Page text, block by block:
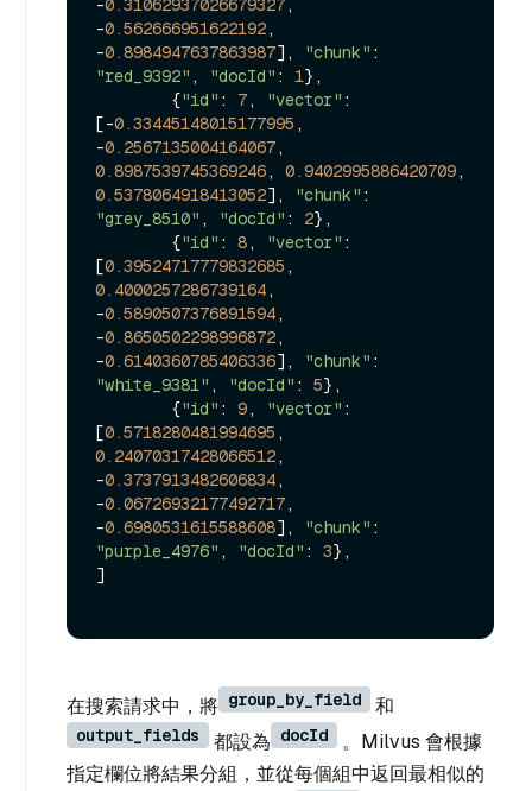
-0.31062937026679327,
-0.562666951622192,
-0.8984947637863987], "chunk"
"red_9392" , "docId" : 1},
        {
"id" : 7, "vector" :
[-0.33445148015177995 ,
-0.2567135004164067
0.8987539745369246, 0.9402995886420709
0.5378064918413052], "chunk"
"grey_8510" , "docId" : 2},
        {
"id" : 8, "vector" :
[0.39524717779832685
0.4000257286739164,
-0.5890507376891594,
-0.8650502298996872,
-0.6140360785406336], "chunk"
"white_9381" , "docId" : 5},
        {
"id" : 9, "vector" :
[0.5718280481994695
0.24070317428066512,
-0.3737913482606834,
-0.06726932177492717,
-0.6980531615588608], "chunk"
"purple_4976" , "docId" : 3},
]
在搜索請求中，將 group_by_field 和
output_fields 都設為 docId
。Milvus 會根據
指定欄位將結果分組，並從每個組中返回最相似的